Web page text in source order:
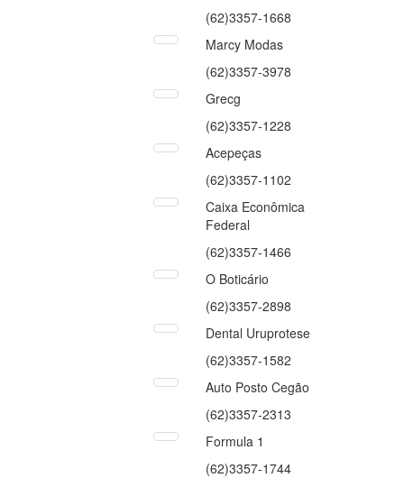
(62)3357-1668
Marcy Modas
(62)3357-3978
Grecg
(62)3357-1228
Acepeças
(62)3357-1102
Caixa Econômica
Federal
(62)3357-1466
O Boticário
(62)3357-2898
Dental Uruprotese
(62)3357-1582
Auto Posto Cegão
(62)3357-2313
Formula 1
(62)3357-1744